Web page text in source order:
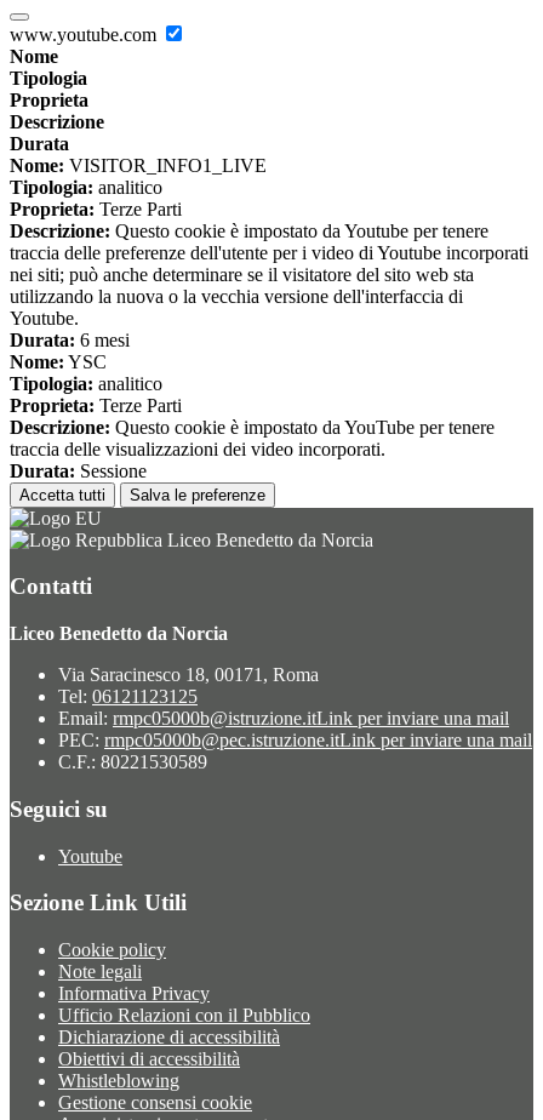
www.youtube.com
Nome
Tipologia
Proprieta
Descrizione
Durata
Nome: VISITOR_INFO1_LIVE
Tipologia: analitico
Proprieta: Terze Parti
Descrizione: Questo cookie è impostato da Youtube per tenere
traccia delle preferenze dell'utente per i video di Youtube incorporati
nei siti; può anche determinare se il visitatore del sito web sta
utilizzando la nuova o la vecchia versione dell'interfaccia di
Youtube.
Durata: 6 mesi
Nome: YSC
Tipologia: analitico
Proprieta: Terze Parti
Descrizione: Questo cookie è impostato da YouTube per tenere
traccia delle visualizzazioni dei video incorporati.
Durata: Sessione
Accetta tutti Salva le preferenze
Liceo Benedetto da Norcia
Contatti
Liceo Benedetto da Norcia
Via Saracinesco 18, 00171, Roma
Tel: 06121123125
Email: rmpc05000b@istruzione.itLink per inviare una mail
PEC: rmpc05000b@pec.istruzione.itLink per inviare una mail
C.F.: 80221530589
Seguici su
Youtube
Sezione Link Utili
Cookie policy
Note legali
Informativa Privacy
Ufficio Relazioni con il Pubblico
Dichiarazione di accessibilità
Obiettivi di accessibilità
Whistleblowing
Gestione consensi cookie